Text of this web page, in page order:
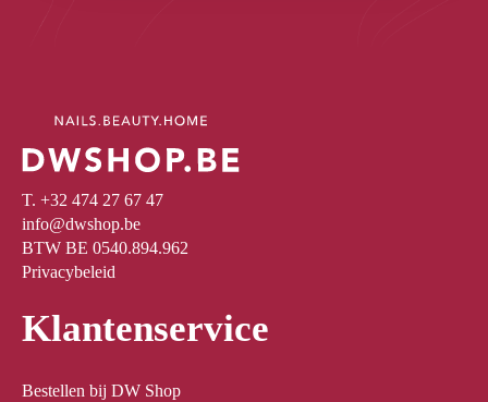
T. +32 474 27 67 47
info@dwshop.be
BTW BE 0540.894.962
Privacybeleid
Klantenservice
Bestellen bij DW Shop